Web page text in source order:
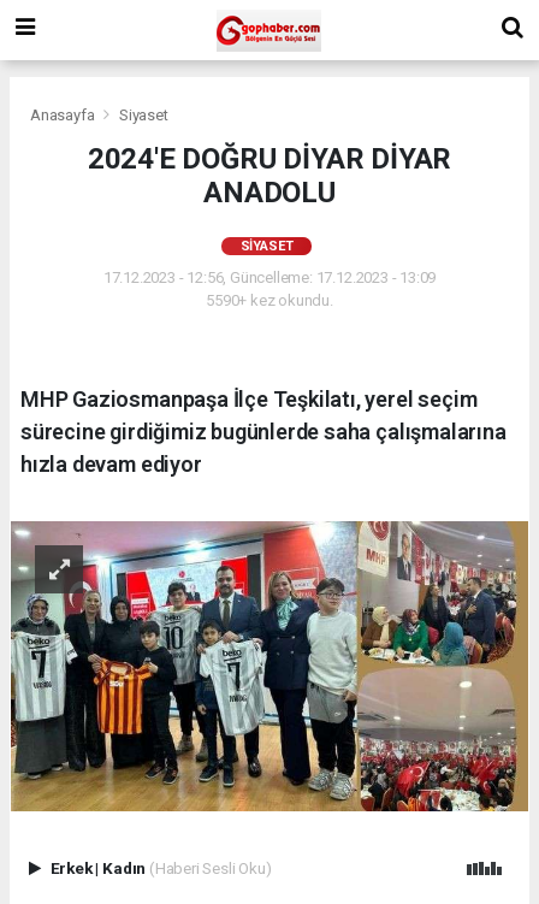
Anasayfa Siyaset
2024'E DOĞRU DİYAR DİYAR
ANADOLU
SIYASET
17.12.2023 - 12:56, Güncelleme: 17.12.2023 - 13:09
5590+ kez okundu.
MHP Gaziosmanpaşa İlçe Teşkilatı, yerel seçim
sürecine girdiğimiz bugünlerde saha çalışmalarına
hızla devam ediyor
Erkek| Kadın (Haberi Sesli Oku)